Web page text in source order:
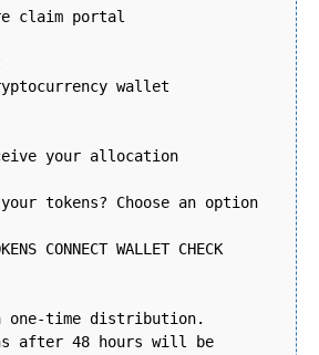
claim portal
wallet
your allocation
tokens? Choose an option
CONNECT WALLET CHECK
one-time distribution.
after 48 hours will be